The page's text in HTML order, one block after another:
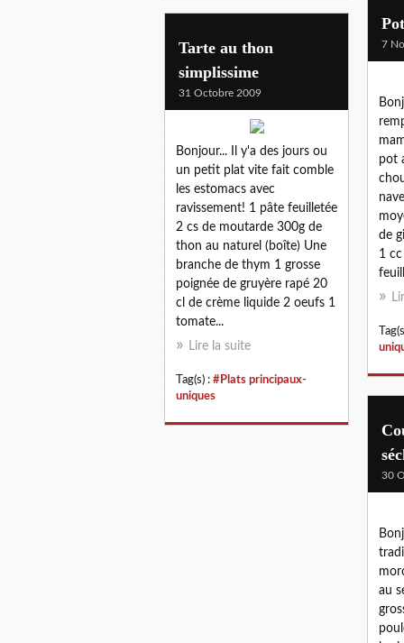
7
pot
de
1
Tarte au thon
simplissime
31 Octobre 2009
Bonjour... Il y'a des jours ou
un petit plat vite fait comble
les estomacs avec
ravissement! 1 pâte feuilletée
2 cs de moutarde 300g de
thon au naturel (boîte) Une
branche de thym 1 grosse
poignée de gruyère rapé 20
cl de crème liquide 2 oeufs 1
tomate...
Lire la suite
Tag(s) : #Plats principaux-
uniques
30
au